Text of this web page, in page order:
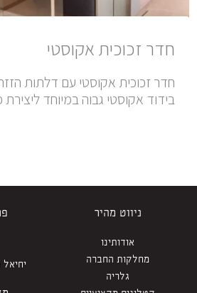
חדר זכוכית אקוסטי
חדר זכוכית אקוסטי עם דלתות
בידוד אקוסטי גבוה במיוחד
ניווט מהיר
אודותינו
מחלקות החברה
גלריה
יחיאל דרזנר